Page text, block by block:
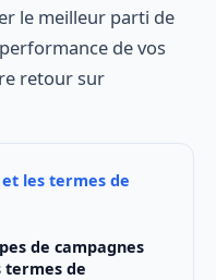
le meilleur parti de
de vos
retour sur
les termes de
de campagnes
de